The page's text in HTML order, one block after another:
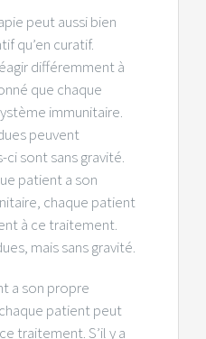
peut aussi bien
qu’en curatif.
différemment à
que chaque
immunitaire.
peuvent
sont sans gravité.
patient a son
chaque patient
à ce traitement.
mais sans gravité.
a son propre
patient peut
traitement. S’il y a